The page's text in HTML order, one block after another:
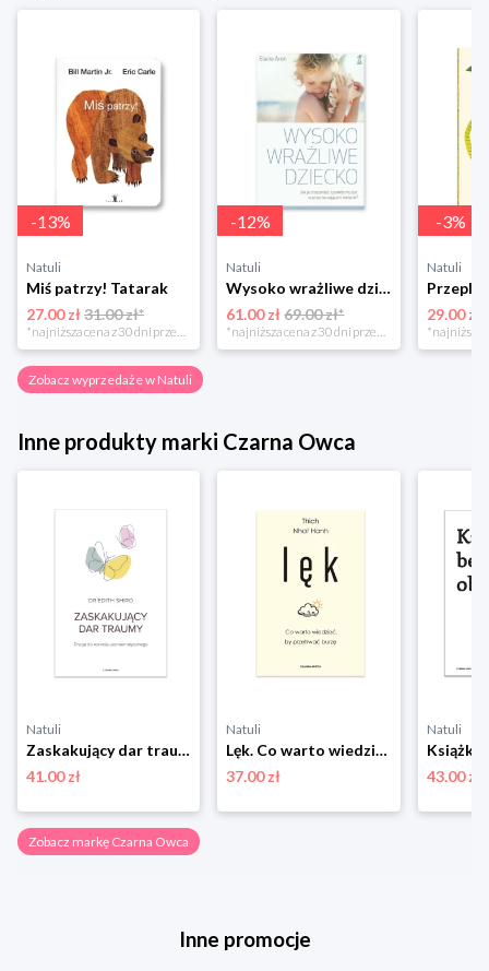
-13%
Natuli
Miś patrzy! Tatarak
27.00 zł31.00 zł*
*najniższa cena z 30 dni przed obniżką
-12%
Natuli
Wysoko wrażliwe dziecko Gwp
61.00 zł 69.00 zł*
*najniższa cena z 30 dni przed obniżką
-3%
Natuli
29.00 zł
Zobacz wyprzedaże w Natuli
Inne produkty marki Czarna Owca
Natuli
Zaskakujący dar traumy. Droga do rozwoju potraumatycznego Czarna owca
41.00 zł
Natuli
Lęk. Co warto wiedzieć, by przetrwać burzę Czarna owca
37.00 zł
Natuli
43.00 zł
Zobacz markę Czarna Owca
Inne promocje